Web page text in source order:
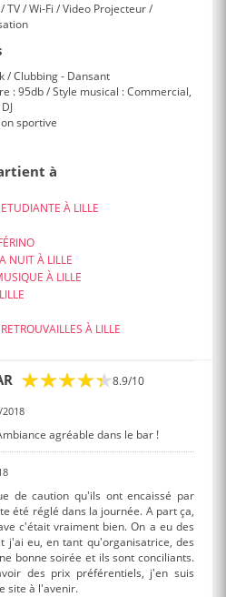
/ Wi-Fi / Video Projecteur /
/ Clubbing - Dansant
: 95db / Style musical : Commercial,
sportive
à
À LILLE
NUIT À LILLE
À LILLE
À LILLE
8.9/10
agréable dans le bar !
de caution qu'ils ont encaissé par
été réglé dans la journée. A part ça,
c'était vraiment bien. On a eu des
j'ai eu, en tant qu'organisatrice, des
bonne soirée et ils sont conciliants.
des prix préférentiels, j'en suis
site à l'avenir.